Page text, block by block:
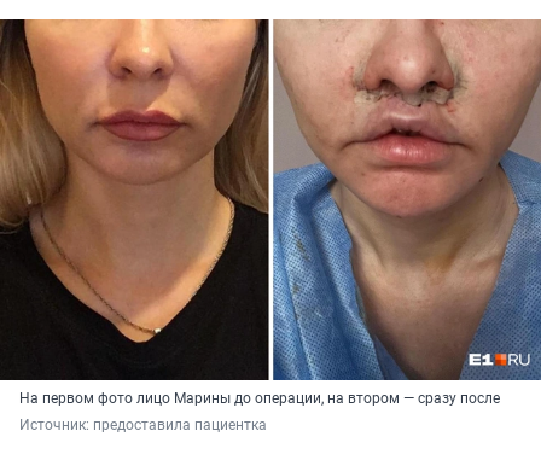
На первом фото лицо Марины до операции, на втором — сразу после
Источник: предоставила пациентка